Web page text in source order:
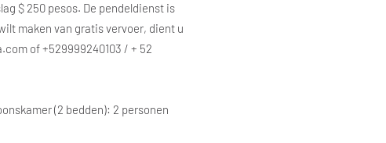
$ 250 pesos. De pendeldienst is
maken van gratis vervoer, dient u
of +529999240103 / + 52
(2 bedden): 2 personen